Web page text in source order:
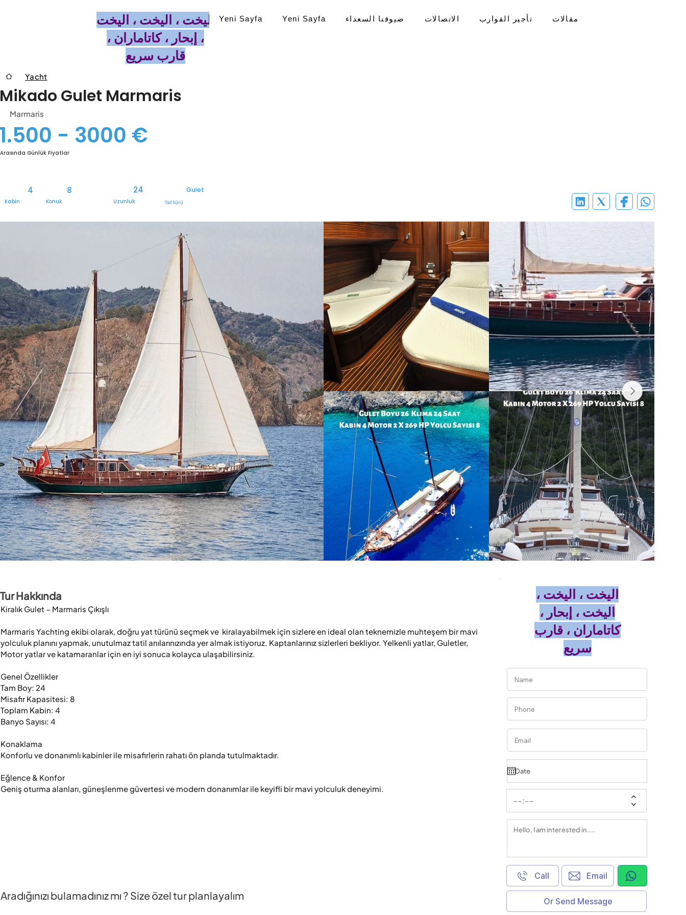
اليخت ، اليخت ، اليخت
، إبحار ، كاتاماران ،
قارب سريع
Yeni Sayfa Yeni Sayfa ضيوفنا السعداء الاتصالات تأجير القوارب مقالات
Yacht
Mikado Gulet Marmaris
Marmaris
1.500 - 3000 €
Arasında Günlük Fiyatlar
Kabin
4 8
Konuk
24
Uzunluk
Gulet
Yat türü
Tur Hakkında
Kiralık Gulet – Marmaris Çıkışlı
Marmaris Yachting ekibi olarak, doğru yat türünü seçmek ve  kiralayabilmek için sizlere en ideal olan teknemizle muhteşem bir mavi
yolculuk planını yapmak, unutulmaz tatil anılarınızında yer almak istiyoruz. Kaptanlarınız sizlerleri bekliyor. Yelkenli yatlar, Guletler,
Motor yatlar ve katamaranlar için en iyi sonuca kolayca ulaşabilirsiniz.
Genel Özellikler
Tam Boy: 24
Misafir Kapasitesi: 8
Toplam Kabin: 4
Banyo Sayısı: 4
Konaklama
Konforlu ve donanımlı kabinler ile misafirlerin rahatı ön planda tutulmaktadır.
Eğlence & Konfor
Geniş oturma alanları, güneşlenme güvertesi ve modern donanımlar ile keyifli bir mavi yolculuk deneyimi.
Aradığınızı bulamadınız mı ? Size özel tur planlayalım
اليخت ، اليخت ،
اليخت ، إبحار ،
كاتاماران ، قارب
سريع
Call Email
Or Send Message